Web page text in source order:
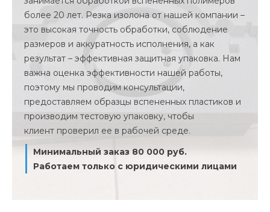
более 20 лет. Резка изолона от нашей компании –
это высокая точность обработки, соблюдение
размеров и аккуратность исполнения, а как
результат – эффективная защитная упаковка. Нам
важна оценка эффективности нашей работы,
поэтому мы проводим консультации,
предоставляем образцы вспененных пластиков и
производим тестовую упаковку, чтобы
клиент проверил ее в рабочей среде.
Минимальный заказ 80 000 руб.
Работаем только с юридическими лицами